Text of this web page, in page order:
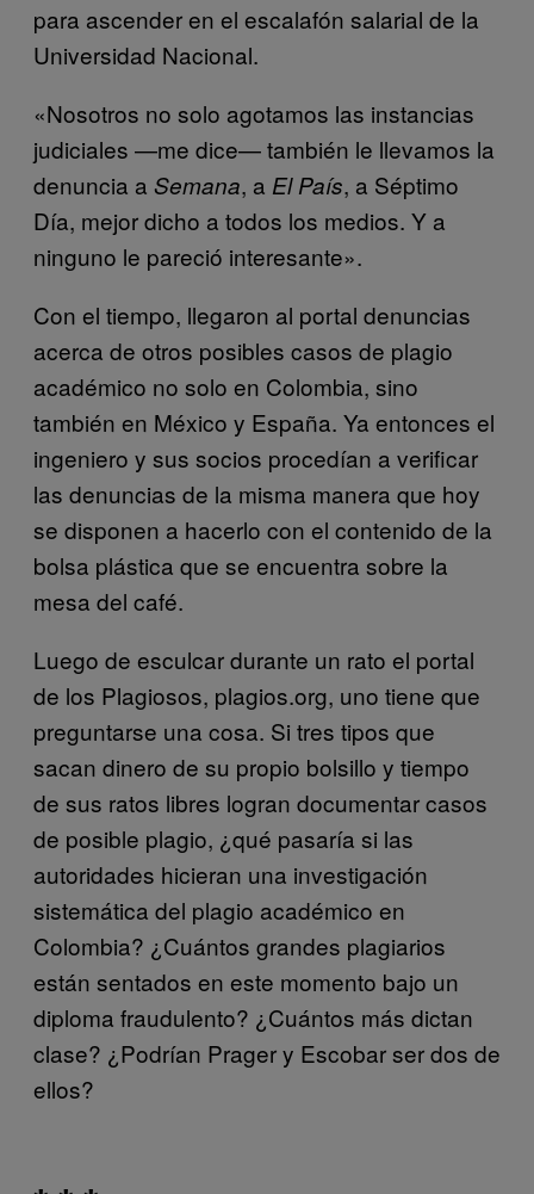
para ascender en el escalafón salarial de la
Universidad Nacional.
«Nosotros no solo agotamos las instancias
judiciales —me dice— también le llevamos la
denuncia a Semana, a El País, a Séptimo
Día, mejor dicho a todos los medios. Y a
ninguno le pareció interesante».
Con el tiempo, llegaron al portal denuncias
acerca de otros posibles casos de plagio
académico no solo en Colombia, sino
también en México y España. Ya entonces el
ingeniero y sus socios procedían a verificar
las denuncias de la misma manera que hoy
se disponen a hacerlo con el contenido de la
bolsa plástica que se encuentra sobre la
mesa del café.
Luego de esculcar durante un rato el portal
de los Plagiosos, plagios.org, uno tiene que
preguntarse una cosa. Si tres tipos que
sacan dinero de su propio bolsillo y tiempo
de sus ratos libres logran documentar casos
de posible plagio, ¿qué pasaría si las
autoridades hicieran una investigación
sistemática del plagio académico en
Colombia? ¿Cuántos grandes plagiarios
están sentados en este momento bajo un
diploma fraudulento? ¿Cuántos más dictan
clase? ¿Podrían Prager y Escobar ser dos de
ellos?